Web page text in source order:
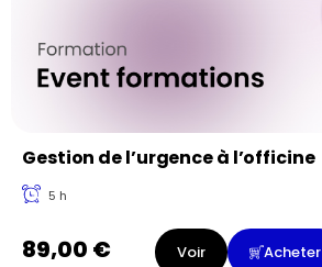
Gestion de l’urgence à l’officine
5 h
89,00 € Voir Acheter